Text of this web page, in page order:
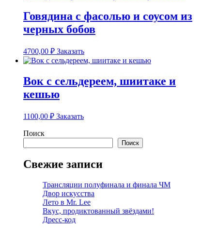
Говядина с фасолью и соусом из
черных бобов
4700,00 ₽ Заказать
Вок с сельдереем, шиитаке и
кешью
1100,00 ₽ Заказать
Поиск
Поиск
Свежие записи
Трансляции полуфинала и финала ЧМ
Двор искусства
Лето в Mr. Lee
Вкус, продиктованный звёздами!
Дресс-код